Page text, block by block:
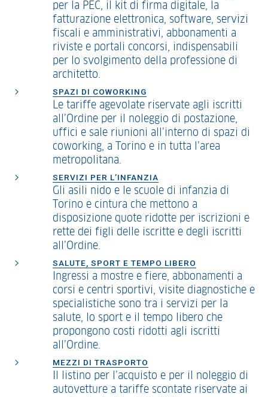
per la PEC, il kit di firma digitale, la
fatturazione elettronica, software, servizi
fiscali e amministrativi, abbonamenti a
riviste e portali concorsi, indispensabili
per lo svolgimento della professione di
architetto.
SPAZI DI COWORKING
Le tariffe agevolate riservate agli iscritti
all’Ordine per il noleggio di postazione,
uffici e sale riunioni all’interno di spazi di
coworking, a Torino e in tutta l’area
metropolitana.
SERVIZI PER L’INFANZIA
Gli asili nido e le scuole di infanzia di
Torino e cintura che mettono a
disposizione quote ridotte per iscrizioni e
rette dei figli delle iscritte e degli iscritti
all’Ordine.
SALUTE, SPORT E TEMPO LIBERO
Ingressi a mostre e fiere, abbonamenti a
corsi e centri sportivi, visite diagnostiche e
specialistiche sono tra i servizi per la
salute, lo sport e il tempo libero che
propongono costi ridotti agli iscritti
all’Ordine.
MEZZI DI TRASPORTO
Il listino per l’acquisto e per il noleggio di
autovetture a tariffe scontate riservate ai